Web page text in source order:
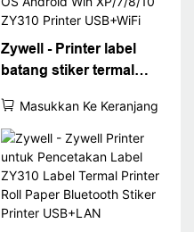
Zywell - Printer label
batang stiker termal
tinggi untuk OS
Android Win XP/7/8/10
ZY310 Printer
USB+WiFi
Masukkan Ke Keranjang